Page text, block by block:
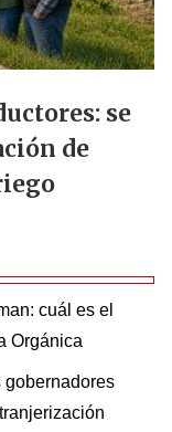
se
de
cuál es el
Orgánica
gobernadores